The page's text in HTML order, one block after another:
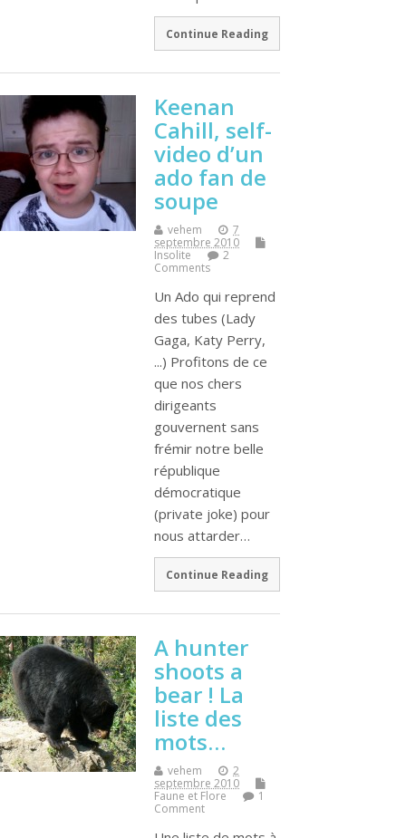
Continue Reading
Keenan
Cahill, self-
video d’un
ado fan de
soupe
vehem
7
septembre 2010
Insolite
2
Comments
Un Ado qui reprend
des tubes (Lady
Gaga, Katy Perry,
...) Profitons de ce
que nos chers
dirigeants
gouvernent sans
frémir notre belle
république
démocratique
(private joke) pour
nous attarder…
Continue Reading
A hunter
shoots a
bear ! La
liste des
mots…
vehem
2
septembre 2010
Faune et Flore
1
Comment